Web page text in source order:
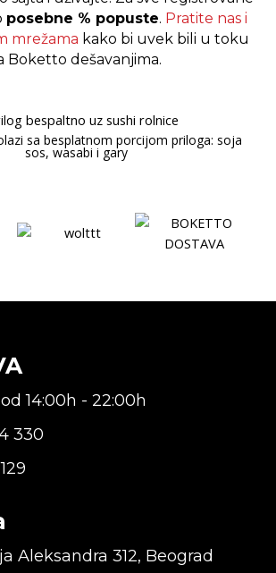
posebne % popuste. Pratite nas i
mrežama kako bi uvek bili u toku
Boketto dešavanjima.
sa besplatnom porcijom priloga: soja
sos, wasabi i gary
14:00h - 22:00h
330
Aleksandra 312, Beograd